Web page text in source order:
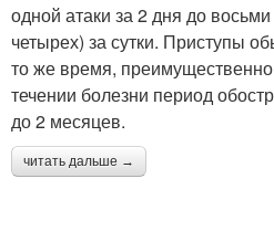
одной атаки за 2 дня до
четырех) за сутки. Приступы
то же время,
течении болезни период
до 2 месяцев.
читать дальше →